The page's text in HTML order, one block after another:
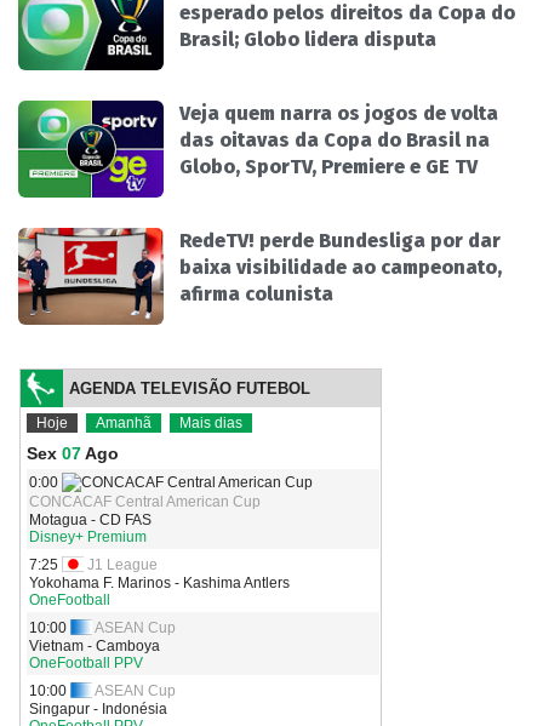
esperado pelos direitos da Copa do
Brasil; Globo lidera disputa
Veja quem narra os jogos de volta
das oitavas da Copa do Brasil na
Globo, SporTV, Premiere e GE TV
RedeTV! perde Bundesliga por dar
baixa visibilidade ao campeonato,
afirma colunista